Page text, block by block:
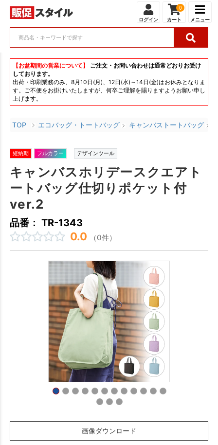
ログイン
0
カート メニュー
【お盆期間の営業について】
ご注文・お問い合わせは通常どおりお受け
しております。
出荷・印刷業務のみ、8月10日(月)、12日(水)～14日(金)はお休みとなりま
す。ご不便をお掛けいたしますが、何卒ご理解を賜りますようお願い申し
上げます。
TOP エコバッグ・トートバッグ キャンバストートバッグ
短納期 フルカラー デザインツール
キャンバスホリデースクエアト
ートバッグ仕切りポケット付
ver.2
品番： TR-1343
0.0 （0件）
画像ダウンロード